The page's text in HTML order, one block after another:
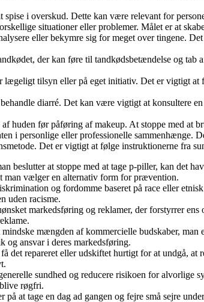
i overskud. Dette kan være relevant for
situationer eller problemer. Målet er at
eller bekymre sig for meget over tingene.
der kan føre til tandkødsbetændelse og
tilsyn eller på eget initiativ. Det er vigtigt at
diarré. Det kan være vigtigt at konsultere
huden før påføring af makeup. At stoppe med at
i personlige eller professionelle sammenhænge.
Det er vigtigt at følge instruktionerne fra
at stoppe med at tage p-piller, kan det
man vælger en alternativ form for prævention.
og fordomme baseret på race eller
uden racisme.
markedsføring og reklamer, der forstyrrer ens
mængden af kommercielle budskaber,
og ansvar i deres markedsføring.
repareret eller udskiftet hurtigt for at undgå, at
sundhed og reducere risikoen for alvorlige
røgfri.
at tage en dag ad gangen og fejre små sejre